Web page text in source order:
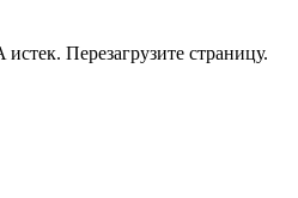
Перезагрузите страницу.